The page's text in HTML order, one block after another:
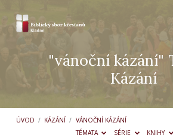
"vánoční kázání"
Kázání
ÚVOD / KÁZÁNÍ / VÁNOČNÍ KÁZÁNÍ
TÉMATA
SÉRIE KNIHY